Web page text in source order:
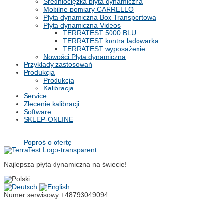
Średniociężka płyta dynamiczna
Mobilne pomiary CARRELLO
Plyta dynamiczna Box Transportowa
Płyta dynamiczna Videos
TERRATEST 5000 BLU
TERRATEST kontra ładowarka
TERRATEST wyposażenie
Nowości Plyta dynamiczna
Przykłady zastosowań
Produkcja
Produkcja
Kalibracja
Service
Zlecenie kalibracji
Software
SKLEP-ONLINE
Poproś o ofertę
Najlepsza płyta dynamiczna na świecie!
Numer serwisowy +48793049094